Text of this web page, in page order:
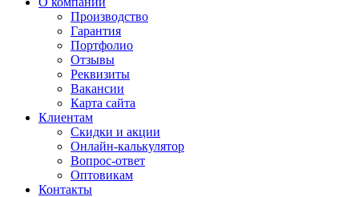
Производство
Гарантия
Портфолио
Отзывы
Реквизиты
Вакансии
Карта сайта
Клиентам
Скидки и акции
Онлайн-калькулятор
Вопрос-ответ
Оптовикам
Контакты